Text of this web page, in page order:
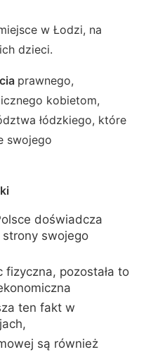
w Łodzi, na
dzieci.
prawnego,
kobietom,
łódzkiego, które
swojego
doświadcza
swojego
fizyczna, pozostała to
ten fakt w
są również